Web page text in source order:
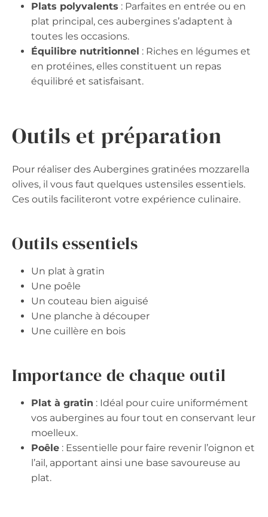
Plats polyvalents : Parfaites en entrée ou en
plat principal, ces aubergines s’adaptent à
toutes les occasions.
Équilibre nutritionnel : Riches en légumes et
en protéines, elles constituent un repas
équilibré et satisfaisant.
Outils et préparation
Pour réaliser des Aubergines gratinées mozzarella
olives, il vous faut quelques ustensiles essentiels.
Ces outils faciliteront votre expérience culinaire.
Outils essentiels
Un plat à gratin
Une poêle
Un couteau bien aiguisé
Une planche à découper
Une cuillère en bois
Importance de chaque outil
Plat à gratin : Idéal pour cuire uniformément
vos aubergines au four tout en conservant leur
moelleux.
Poêle : Essentielle pour faire revenir l’oignon et
l’ail, apportant ainsi une base savoureuse au
plat.